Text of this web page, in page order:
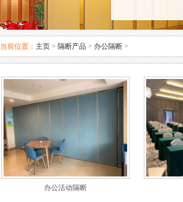
当前位置： 主页 > 隔断产品 > 办公隔断 >
办公活动隔断